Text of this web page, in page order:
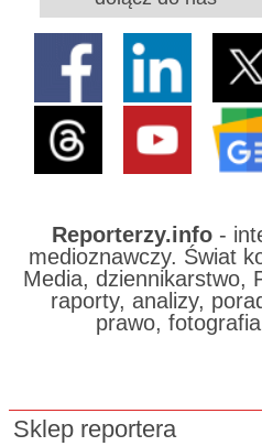
Reporterzy.info-
medioznawczy. Świat
Media, dziennikarstwo,
raporty, analizy,
prawo,
Sklep reportera